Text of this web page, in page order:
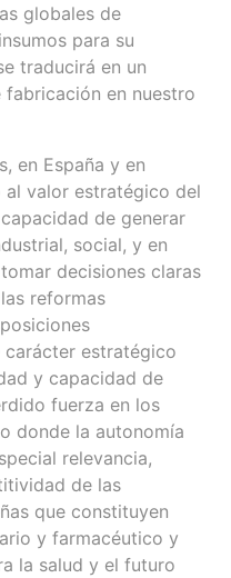
globales de
para su
traducirá en un
en nuestro
en España y en
al valor estratégico del
de generar
social, y en
decisiones claras
reformas
carácter estratégico
y capacidad de
fuerza en los
donde la autonomía
relevancia,
de las
que constituyen
y farmacéutico y
la salud y el futuro